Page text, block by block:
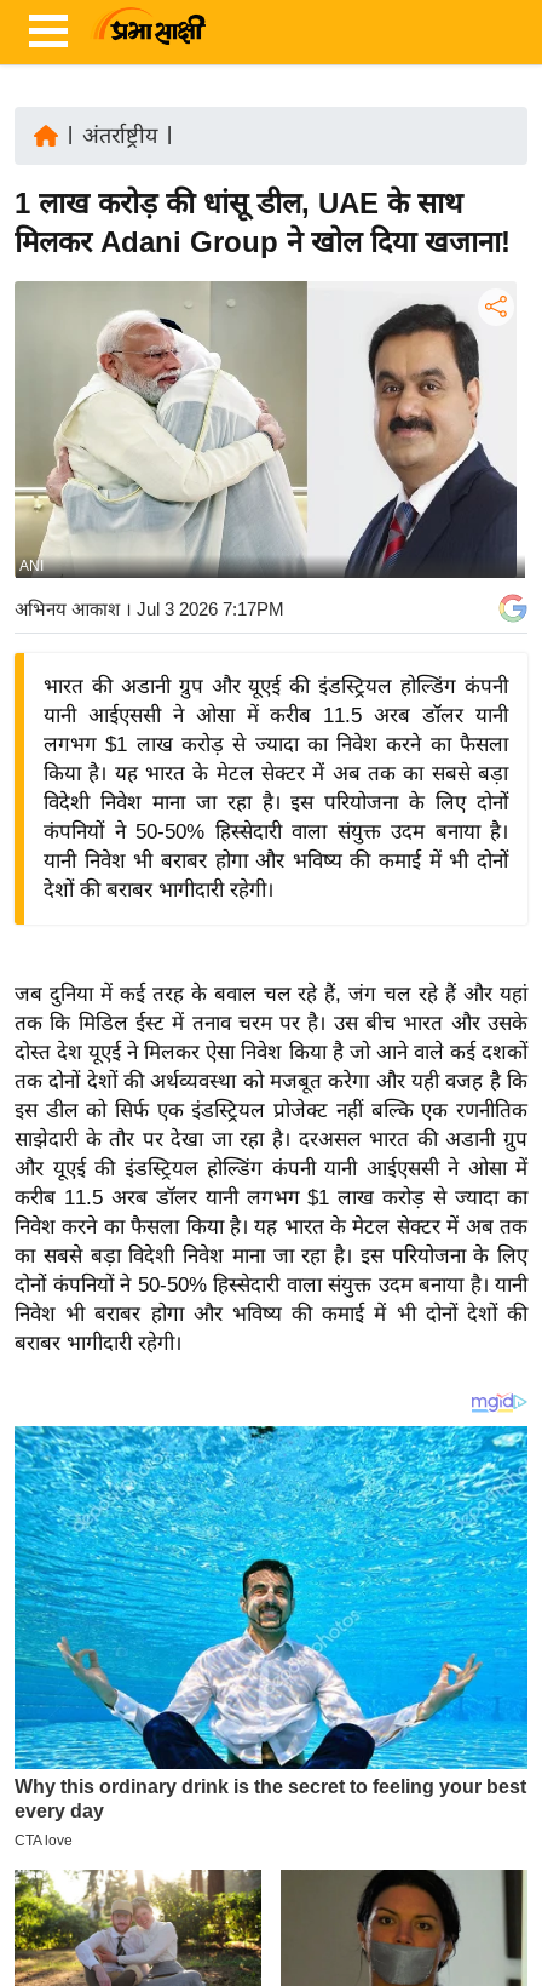
ज़ा
ख
र्रा
ष्ट्री
य
बि
ज़
द्यो
ष
ज्ञ
रा
य
ब
ज
ट
खे
ल
क्रि
के
P
L
2
0
2
6
क्रा
इ
ई
-
पे
प
र
मि
सा
ल
अंतर्राष्ट्रीय|
1 लाख करोड़ की धांसू डील, UAE के साथ
मिलकर Adani Group ने खोल दिया खजाना!
ANI
अभिनय आकाश। Jul 3 2026 7:17PM
भारत की अडानी ग्रुप और यूएई की इंडस्ट्रियल होल्डिंग कंपनी
यानी आईएससी ने ओसा में करीब 11.5 अरब डॉलर यानी
लगभग $1 लाख करोड़ से ज्यादा का निवेश करने का फैसला
किया है। यह भारत के मेटल सेक्टर में अब तक का सबसे बड़ा
विदेशी निवेश माना जा रहा है। इस परियोजना के लिए दोनों
कंपनियों ने 50-50% हिस्सेदारी वाला संयुक्त उदम बनाया है।
यानी निवेश भी बराबर होगा और भविष्य की कमाई में भी दोनों
देशों की बराबर भागीदारी रहेगी।
जब दुनिया में कई तरह के बवाल चल रहे हैं, जंग चल रहे हैं और यहां
तक कि मिडिल ईस्ट में तनाव चरम पर है। उस बीच भारत और उसके
दोस्त देश यूएई ने मिलकर ऐसा निवेश किया है जो आने वाले कई दशकों
तक दोनों देशों की अर्थव्यवस्था को मजबूत करेगा और यही वजह है कि
इस डील को सिर्फ एक इंडस्ट्रियल प्रोजेक्ट नहीं बल्कि एक रणनीतिक
साझेदारी के तौर पर देखा जा रहा है। दरअसल भारत की अडानी ग्रुप
और यूएई की इंडस्ट्रियल होल्डिंग कंपनी यानी आईएससी ने ओसा में
करीब 11.5 अरब डॉलर यानी लगभग $1 लाख करोड़ से ज्यादा का
निवेश करने का फैसला किया है। यह भारत के मेटल सेक्टर में अब तक
का सबसे बड़ा विदेशी निवेश माना जा रहा है। इस परियोजना के लिए
दोनों कंपनियों ने 50-50% हिस्सेदारी वाला संयुक्त उदम बनाया है। यानी
निवेश भी बराबर होगा और भविष्य की कमाई में भी दोनों देशों की
बराबर भागीदारी रहेगी।